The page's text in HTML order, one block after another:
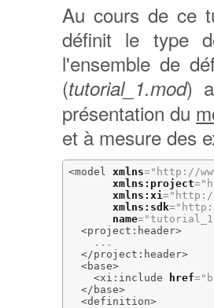
Au cours de ce
définit le type
l'ensemble de
(tutorial_1.mod)
présentation du
et à mesure des
<model xmlns="http://
xmlns:project=
xmlns:xi ="http://
xmlns:sdk=
name=
<project:header>
    ...
</project:header>
<base>
<xi:include
href=
</base>
<definition>